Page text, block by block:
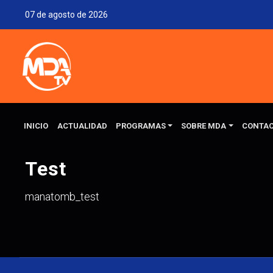
07 de agosto de 2026
INICIO ACTUALIDAD PROGRAMAS SOBRE MDA
Test
manatomb_test